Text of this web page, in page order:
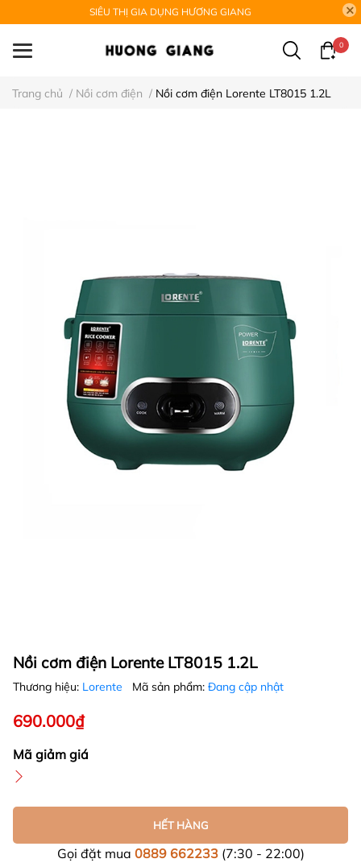
SIÊU THỊ GIA DỤNG HƯƠNG GIANG
0
Trang chủ / Nồi cơm điện / Nồi cơm điện Lorente LT8015 1.2L
Nồi cơm điện Lorente LT8015 1.2L
Thương hiệu: Lorente Mã sản phẩm: Đang cập nhật
690.000₫
Mã giảm giá
HẾT HÀNG
Gọi đặt mua 0889 662233(7:30 - 22:00)